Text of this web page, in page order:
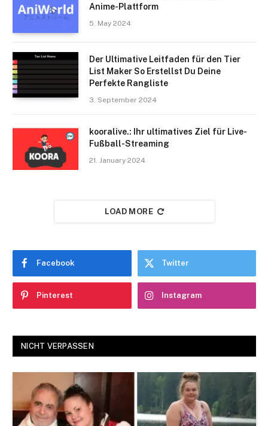
Anime-Plattform
5. May 2024
Der Ultimative Leitfaden für den Tier
List Maker So Erstellst Du Deine
Perfekte Rangliste
3. September 2024
kooralive.: Ihr ultimatives Ziel für Live-
Fußball-Streaming
21. January 2024
LOAD MORE
Facebook Twitter
Pinterest Instagram
NICHT VERPASSEN